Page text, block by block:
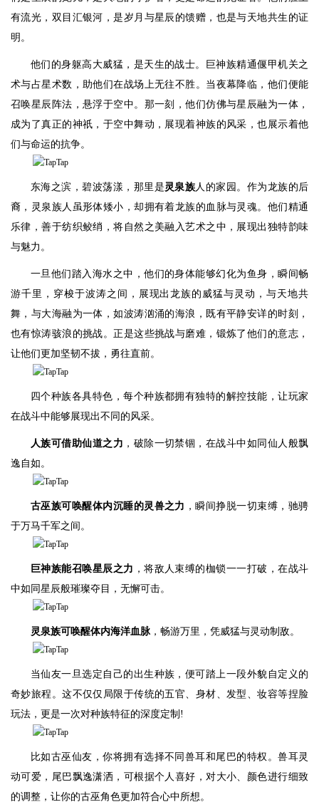
有流光，双目汇银河，是岁月与星辰的馈赠，也是与天地共生的证
明。
他们的身躯高大威猛，是天生的战士。巨神族精通偃甲机关之
术与占星术数，助他们在战场上无往不胜。当夜幕降临，他们便能
召唤星辰阵法，悬浮于空中。那一刻，他们仿佛与星辰融为一体，
成为了真正的神祇，于空中舞动，展现着神族的风采，也展示着他
们与命运的抗争。
东海之滨，碧波荡漾，那里是灵泉族人的家园。作为龙族的后
裔，灵泉族人虽形体矮小，却拥有着龙族的血脉与灵魂。他们精通
乐律，善于纺织鲛绡，将自然之美融入艺术之中，展现出独特韵味
与魅力。
一旦他们踏入海水之中，他们的身体能够幻化为鱼身，瞬间畅
游千里，穿梭于波涛之间，展现出龙族的威猛与灵动，与天地共
舞，与大海融为一体，如波涛汹涌的海浪，既有平静安详的时刻，
也有惊涛骇浪的挑战。正是这些挑战与磨难，锻炼了他们的意志，
让他们更加坚韧不拔，勇往直前。
四个种族各具特色，每个种族都拥有独特的解控技能，让玩家
在战斗中能够展现出不同的风采。
人族可借助仙道之力 ，破除一切禁锢，在战斗中如同仙人般飘
逸自如。
古巫族可唤醒体内沉睡的灵兽之力 ，瞬间挣脱一切束缚，驰骋
于万马千军之间。
巨神族能召唤星辰之力 ，将敌人束缚的枷锁一一打破，在战斗
中如同星辰般璀璨夺目，无懈可击。
灵泉族可唤醒体内海洋血脉，畅游万里，凭威猛与灵动制敌。
当仙友一旦选定自己的出生种族，便可踏上一段外貌自定义的
奇妙旅程。这不仅仅局限于传统的五官、身材、发型、妆容等捏脸
玩法，更是一次对种族特征的深度定制!
比如古巫仙友，你将拥有选择不同兽耳和尾巴的特权。兽耳灵
动可爱，尾巴飘逸潇洒，可根据个人喜好，对大小、颜色进行细致
的调整，让你的古巫角色更加符合心中所想。